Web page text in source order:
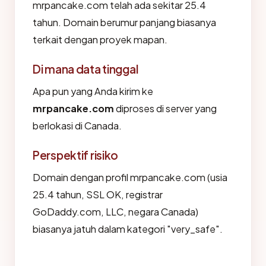
mrpancake.com telah ada sekitar 25.4
tahun. Domain berumur panjang biasanya
terkait dengan proyek mapan.
Di mana data tinggal
Apa pun yang Anda kirim ke
mrpancake.comdiproses di server yang
berlokasi di Canada.
Perspektif risiko
Domain dengan profil mrpancake.com (usia
25.4 tahun, SSL OK, registrar
GoDaddy.com, LLC, negara Canada)
biasanya jatuh dalam kategori "very_safe".